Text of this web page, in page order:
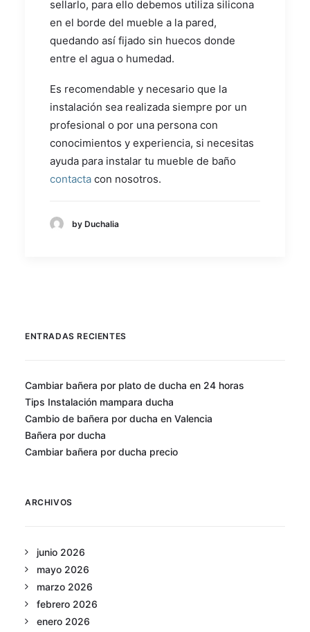
sellarlo, para ello debemos utiliza silicona
en el borde del mueble a la pared,
quedando así fijado sin huecos donde
entre el agua o humedad.
Es recomendable y necesario que la
instalación sea realizada siempre por un
profesional o por una persona con
conocimientos y experiencia, si necesitas
ayuda para instalar tu mueble de baño
contacta con nosotros.
by Duchalia
ENTRADAS RECIENTES
Cambiar bañera por plato de ducha en 24 horas
Tips Instalación mampara ducha
Cambio de bañera por ducha en Valencia
Bañera por ducha
Cambiar bañera por ducha precio
ARCHIVOS
junio 2026
mayo 2026
marzo 2026
febrero 2026
enero 2026